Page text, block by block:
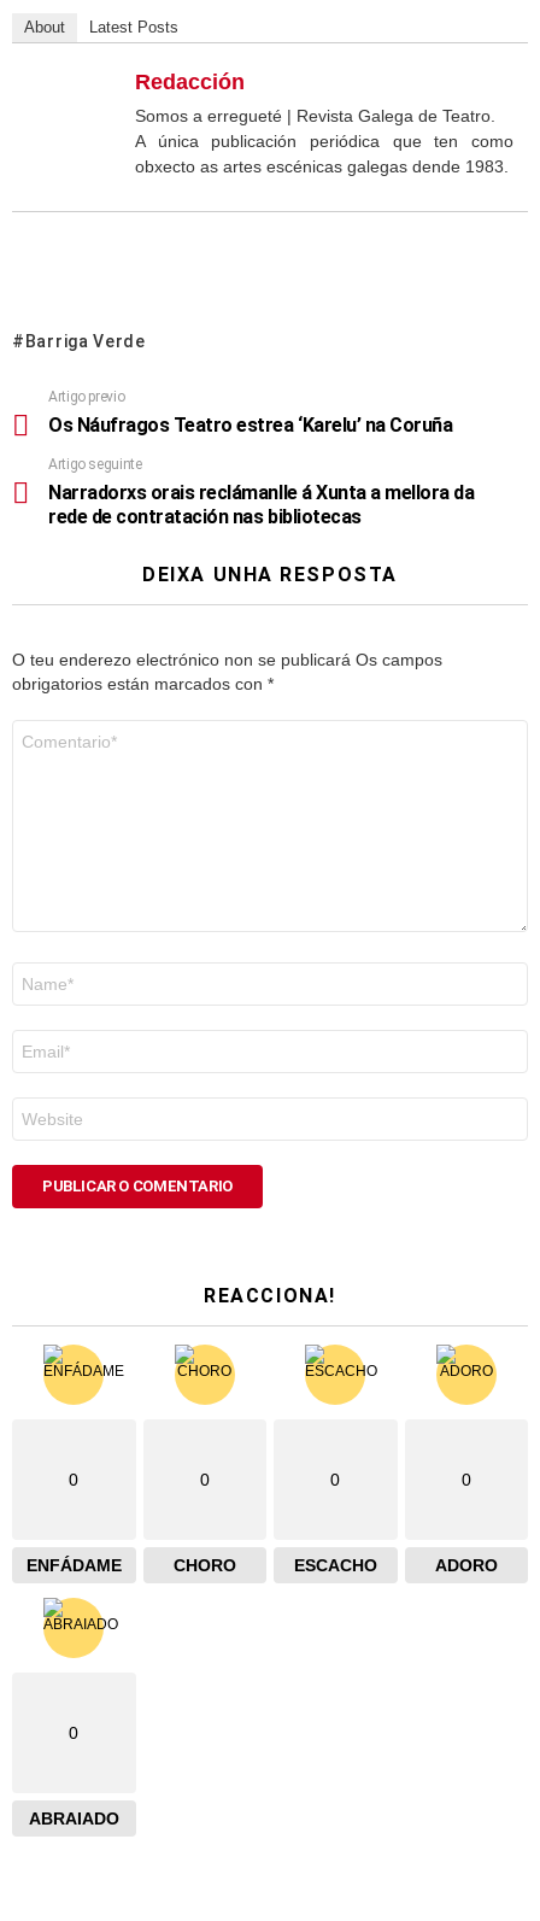
About Latest Posts
Redacción
Somos a erregueté | Revista Galega de Teatro.
A única publicación periódica que ten como
obxecto as artes escénicas galegas dende 1983.
Barriga Verde
Artigo previo
Os Náufragos Teatro estrea ‘Karelu’ na Coruña
Artigo seguinte
Narradorxs orais reclámanlle á Xunta a mellora da
rede de contratación nas bibliotecas
DEIXA UNHA RESPOSTA
O teu enderezo electrónico non se publicará Os campos
obrigatorios están marcados con *
electrónico
*
REACCIONA!
0
ENFÁDAME
0
CHORO
0
ESCACHO
0
ADORO
0
ABRAIADO